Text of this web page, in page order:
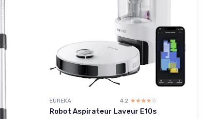
EUREKA 4.2 ☆☆☆☆☆
★★★★★
Robot Aspirateur Laveur E10s